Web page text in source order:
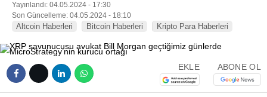
Yayınlandı: 04.05.2024 - 17:30
Son Güncelleme: 04.05.2024 - 18:10
Altcoin Haberleri Bitcoin Haberleri Kripto Para Haberleri
EKLE ABONE OL